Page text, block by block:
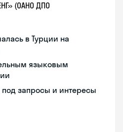
(ОАНО ДПО
в Турции на
языковым
под запросы и интересы